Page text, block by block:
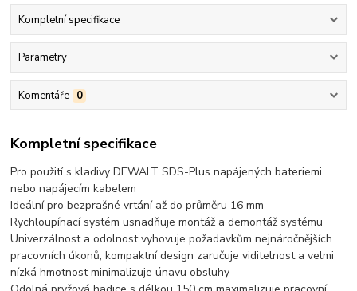
Kompletní specifikace
Parametry
Komentáře 0
Kompletní specifikace
Pro použití s kladivy DEWALT SDS-Plus napájených bateriemi
nebo napájecím kabelem
Ideální pro bezprašné vrtání až do průměru 16 mm
Rychloupínací systém usnadňuje montáž a demontáž systému
Univerzálnost a odolnost vyhovuje požadavkům nejnáročnějších
pracovních úkonů, kompaktní design zaručuje viditelnost a velmi
nízká hmotnost minimalizuje únavu obsluhy